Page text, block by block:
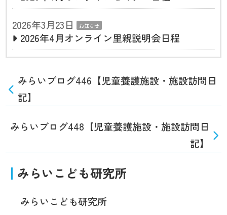
2026年3月23日
お知らせ
2026年4月オンライン里親説明会日程
みらいブログ446【児童養護施設・施設訪問日
記】
みらいブログ448【児童養護施設・施設訪問日
記】
みらいこども研究所
みらいこども研究所